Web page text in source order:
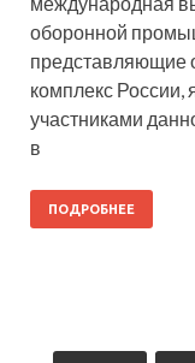
оборонной
комплекс
участниками
в
ПОДРОБНЕЕ